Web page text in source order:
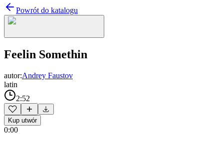
Powrót do katalogu
Feelin Somethin
autor:Andrey Faustov
latin
2:52
Kup utwór
0:00